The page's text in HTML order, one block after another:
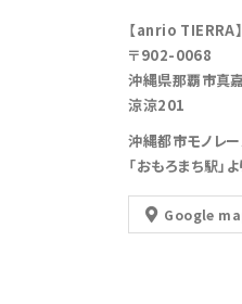
【anrio TIERRA】
〒902-0068
沖縄県那覇市
涼涼201
沖縄都市モノレー
「おもろまち駅」
Google